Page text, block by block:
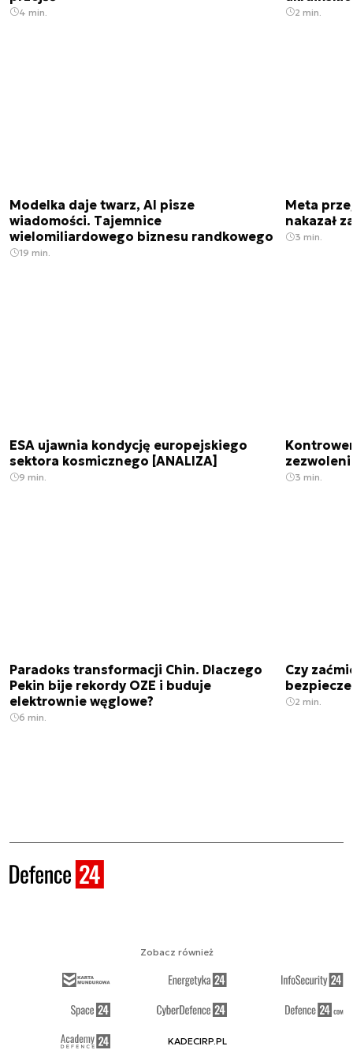
4 min. 2 min.
Modelka daje twarz, AI pisze
wiadomości. Tajemnice
wielomiliardowego biznesu randkowego
19 min.
Meta
nakazał
3 min.
ESA ujawnia kondycję europejskiego
sektora kosmicznego [ANALIZA]
9 min. 3 min.
Paradoks transformacji Chin. Dlaczego
Pekin bije rekordy OZE i buduje
elektrownie węglowe?
6 min.
Czy
2 min.
Zobacz również
KADECIRP.PL